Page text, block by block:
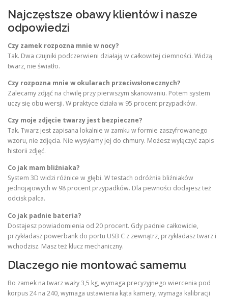
Najczęstsze obawy klientów i nasze
odpowiedzi
Czy zamek rozpozna mnie w nocy?
Tak. Dwa czujniki podczerwieni działają w całkowitej ciemności. Widzą
twarz, nie światło.
Czy rozpozna mnie w okularach przeciwsłonecznych?
Zalecamy zdjąć na chwilę przy pierwszym skanowaniu. Potem system
uczy się obu wersji. W praktyce działa w 95 procent przypadków.
Czy moje zdjęcie twarzy jest bezpieczne?
Tak. Twarz jest zapisana lokalnie w zamku w formie zaszyfrowanego
wzoru, nie zdjęcia. Nie wysyłamy jej do chmury. Możesz wyłączyć zapis
historii zdjęć.
Co jak mam bliźniaka?
System 3D widzi różnice w głębi. W testach odróżnia bliźniaków
jednojajowych w 98 procent przypadków. Dla pewności dodajesz też
odcisk palca.
Co jak padnie bateria?
Dostajesz powiadomienia od 20 procent. Gdy padnie całkowicie,
przykładasz powerbank do portu USB C z zewnątrz, przykładasz twarz i
wchodzisz. Masz też klucz mechaniczny.
Dlaczego nie montować samemu
Bo zamek na twarz waży 3,5 kg, wymaga precyzyjnego wiercenia pod
korpus 24 na 240, wymaga ustawienia kąta kamery, wymaga kalibracji